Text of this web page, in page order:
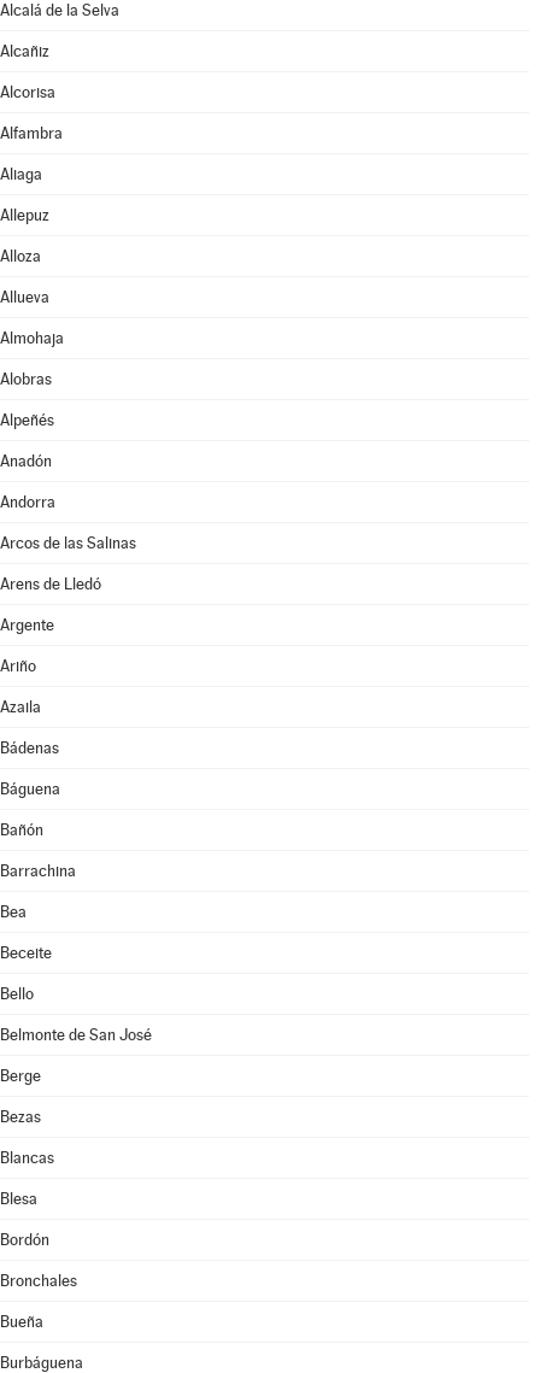
Alcalá de la Selva
Alcañiz
Alcorisa
Alfambra
Aliaga
Allepuz
Alloza
Allueva
Almohaja
Alobras
Alpeñés
Anadón
Andorra
Arcos de las Salinas
Arens de Lledó
Argente
Ariño
Azaila
Bádenas
Báguena
Bañón
Barrachina
Bea
Beceite
Bello
Belmonte de San José
Berge
Bezas
Blancas
Blesa
Bordón
Bronchales
Bueña
Burbáguena